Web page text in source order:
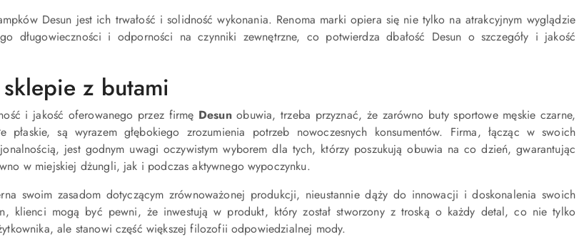
Desun jest ich trwałość i solidność wykonania. Renoma marki opiera się nie tylko na atrakcyjnym wyglądzie
długowieczności i odporności na czynniki zewnętrzne, co potwierdza dbałość Desun o szczegóły i jakość
z butami
i jakość oferowanego przez firmę Desunobuwia, trzeba przyznać, że zarówno buty sportowe męskie czarne,
płaskie, są wyrazem głębokiego zrozumienia potrzeb nowoczesnych konsumentów. Firma, łącząc w swoich
jest godnym uwagi oczywistym wyborem dla tych, którzy poszukują obuwia na co dzień, gwarantując
w miejskiej dżungli, jak i podczas aktywnego wypoczynku.
swoim zasadom dotyczącym zrównoważonej produkcji, nieustannie dąży do innowacji i doskonalenia swoich
klienci mogą być pewni, że inwestują w produkt, który został stworzony z troską o każdy detal, co nie tylko
ale stanowi część większej filozofii odpowiedzialnej mody.